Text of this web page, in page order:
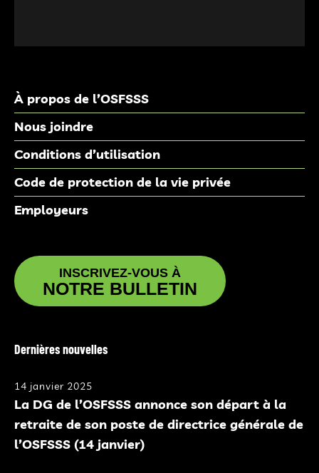
À propos de l’OSFSSS
Nous joindre
Conditions d’utilisation
Code de protection de la vie privée
Employeurs
INSCRIVEZ-VOUS À
NOTRE BULLETIN
Dernières nouvelles
14 janvier 2025
La DG de l’OSFSSS annonce son départ à la
retraite de son poste de directrice générale de
l’OSFSSS (14 janvier)